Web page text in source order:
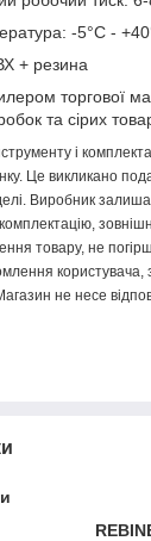
-5°C -
+ резина
торгової
та сірих
і
Це викликано
Виробник
товару, не
не несе